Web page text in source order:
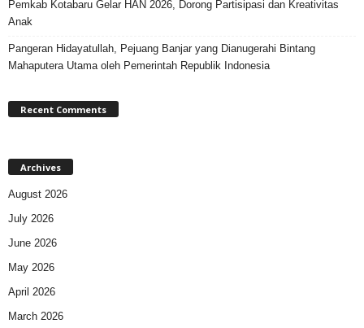
Pemkab Kotabaru Gelar HAN 2026, Dorong Partisipasi dan Kreativitas
Anak
Pangeran Hidayatullah, Pejuang Banjar yang Dianugerahi Bintang
Mahaputera Utama oleh Pemerintah Republik Indonesia
Recent Comments
Archives
August 2026
July 2026
June 2026
May 2026
April 2026
March 2026